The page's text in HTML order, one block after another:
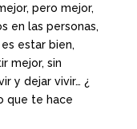
pero mejor,
en las personas,
estar bien,
mejor, sin
y dejar vivir… ¿
que te hace